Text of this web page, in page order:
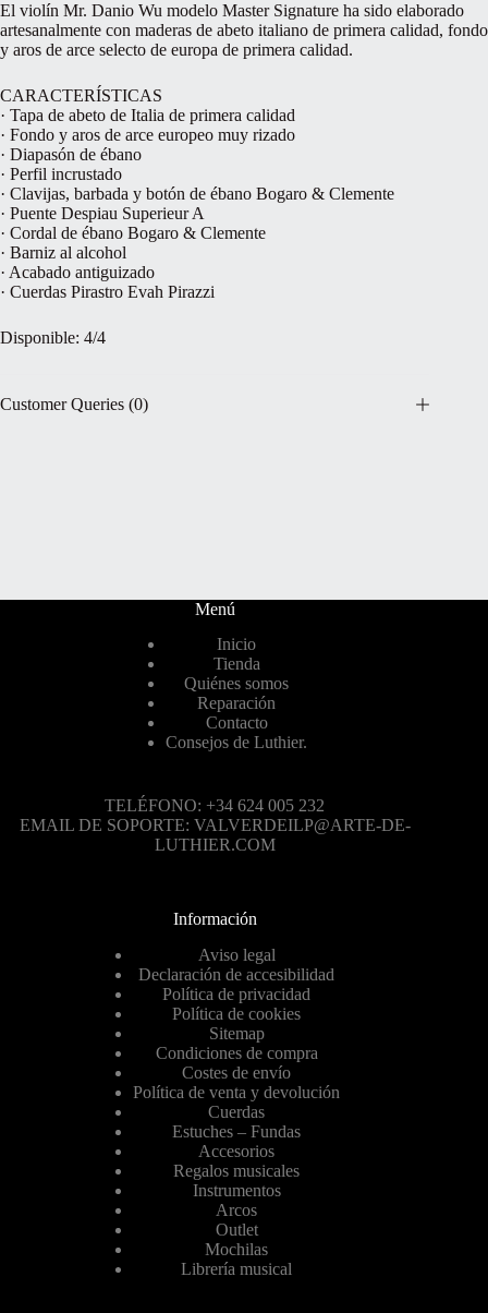
El violín Mr. Danio Wu modelo Master Signature ha sido elaborado
artesanalmente con maderas de abeto italiano de primera calidad, fondo
y aros de arce selecto de europa de primera calidad.
CARACTERÍSTICAS
· Tapa de abeto de Italia de primera calidad
· Fondo y aros de arce europeo muy rizado
· Diapasón de ébano
· Perfil incrustado
· Clavijas, barbada y botón de ébano Bogaro & Clemente
· Puente Despiau Superieur A
· Cordal de ébano Bogaro & Clemente
· Barniz al alcohol
· Acabado antiguizado
· Cuerdas Pirastro Evah Pirazzi
Disponible: 4/4
Customer Queries (0)
Menú
Inicio
Tienda
Quiénes somos
Reparación
Contacto
Consejos de Luthier.
TELÉFONO: +34 624 005 232
EMAIL DE SOPORTE: VALVERDEILP@ARTE-DE-
LUTHIER.COM
Información
Aviso legal
Declaración de accesibilidad
Política de privacidad
Política de cookies
Sitemap
Condiciones de compra
Costes de envío
Política de venta y devolución
Cuerdas
Estuches – Fundas
Accesorios
Regalos musicales
Instrumentos
Arcos
Outlet
Mochilas
Librería musical